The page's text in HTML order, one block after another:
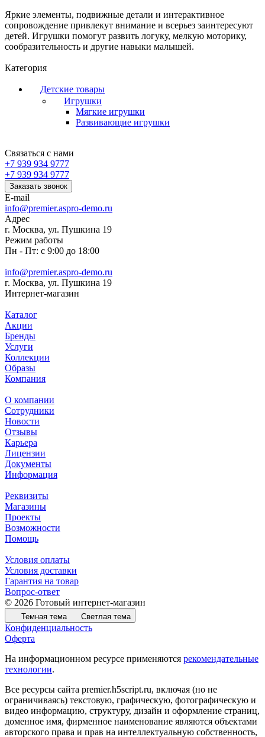
Яркие элементы, подвижные детали и интерактивное
сопровождение привлекут внимание и всерьез заинтересуют
детей. Игрушки помогут развить логуку, мелкую моторику,
сообразительность и другие навыки малышей.
Категория
Детские товары
Игрушки
Мягкие игрушки
Развивающие игрушки
Связаться с нами
+7 939 934 9777
+7 939 934 9777
Заказать звонок
E-mail
info@premier.aspro-demo.ru
Адрес
г. Москва, ул. Пушкина 19
Режим работы
Пн - Пт: с 9:00 до 18:00
info@premier.aspro-demo.ru
г. Москва, ул. Пушкина 19
Интернет-магазин
Каталог
Акции
Бренды
Услуги
Коллекции
Образы
Компания
О компании
Сотрудники
Новости
Отзывы
Карьера
Лицензии
Документы
Информация
Реквизиты
Магазины
Проекты
Возможности
Помощь
Условия оплаты
Условия доставки
Гарантия на товар
Вопрос-ответ
© 2026 Готовый интернет-магазин
Темная тема Светлая тема
Конфиденциальность
Оферта
На информационном ресурсе применяются рекомендательные
технологии.
Все ресурсы сайта premier.h5script.ru, включая (но не
ограничиваясь) текстовую, графическую, фотографическую и
видео информацию, структуру, дизайн и оформление страниц,
доменное имя, фирменное наименование являются объектами
авторского права и прав на интеллектуальную собственность,